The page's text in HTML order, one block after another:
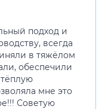
подход и
всегда
в тяжёлом
обеспечили
мне это
Советую